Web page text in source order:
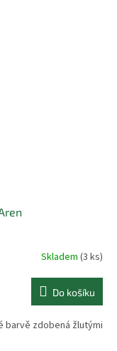
Skladem (3 ks)
Do košíku
barvě zdobená žlutými